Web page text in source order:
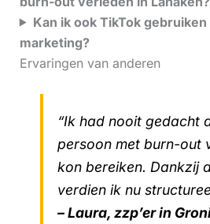
Kan ik ook TikTok
marketing?
Ervaringen van anderen
“Ik had nooit gedacht
persoon met burn-out
kon bereiken. Dankzij
verdien ik nu
– Laura, zzp’er in